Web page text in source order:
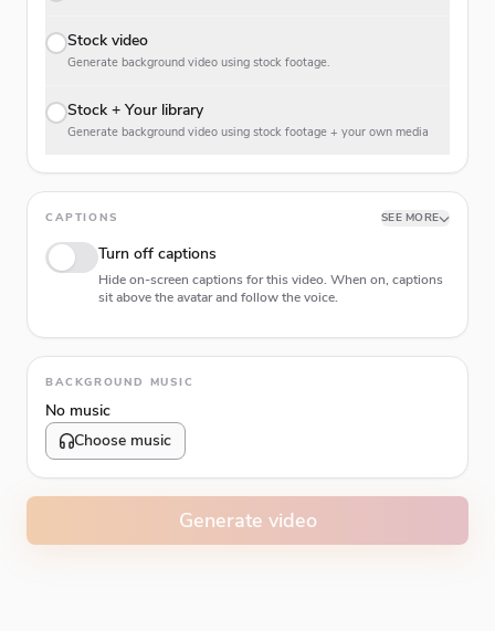
Stock video
Generate background video using stock footage.
Stock + Your library
Generate background video using stock footage + your own media
CAPTIONS SEE MORE
Turn off captions
Hide on-screen captions for this video. When on, captions
sit above the avatar and follow the voice.
Animation type
BACKGROUND MUSIC
No music
Choose music
Generate video